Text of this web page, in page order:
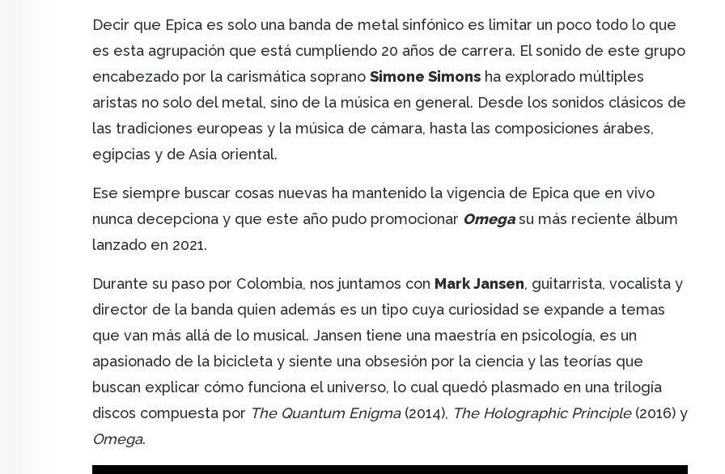
Decir que Epica es solo una banda de metal sinfónico es limitar un poco todo lo que
es esta agrupación que está cumpliendo 20 años de carrera. El sonido de este grupo
encabezado por la carismática soprano Simone Simons ha explorado múltiples
aristas no solo del metal, sino de la música en general. Desde los sonidos clásicos de
las tradiciones europeas y la música de cámara, hasta las composiciones árabes,
egipcias y de Asia oriental.
Ese siempre buscar cosas nuevas ha mantenido la vigencia de Epica que en vivo
nunca decepciona y que este año pudo promocionar Omegasu más reciente álbum
lanzado en 2021.
Durante su paso por Colombia, nos juntamos con Mark Jansen, guitarrista, vocalista y
director de la banda quien además es un tipo cuya curiosidad se expande a temas
que van más allá de lo musical. Jansen tiene una maestría en psicología, es un
apasionado de la bicicleta y siente una obsesión por la ciencia y las teorías que
buscan explicar cómo funciona el universo, lo cual quedó plasmado en una trilogía
discos compuesta por The Quantum Enigma(2014), The Holographic Principle(2016) y
Omega.